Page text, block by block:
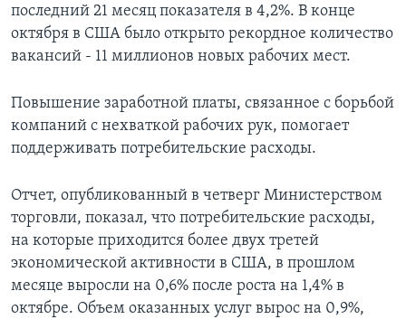
последний 21 месяц показателя в 4,2%. В конце
октября в США было открыто рекордное количество
вакансий - 11 миллионов новых рабочих мест.
Повышение заработной платы, связанное с борьбой
компаний с нехваткой рабочих рук, помогает
поддерживать потребительские расходы.
Отчет, опубликованный в четверг Министерством
торговли, показал, что потребительские расходы,
на которые приходится более двух третей
экономической активности в США, в прошлом
месяце выросли на 0,6% после роста на 1,4% в
октябре. Объем оказанных услуг вырос на 0,9%,